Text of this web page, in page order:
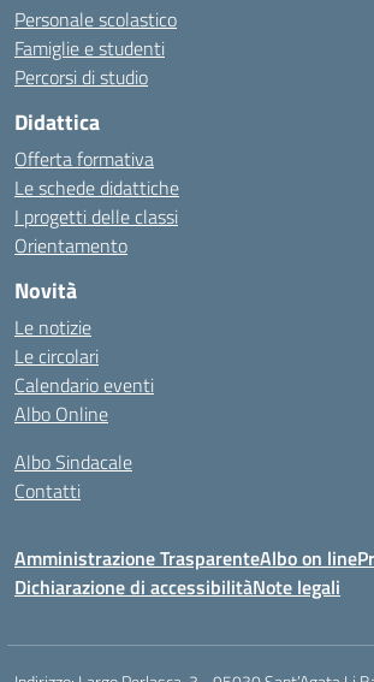
Personale scolastico
Famiglie e studenti
Percorsi di studio
Didattica
Offerta formativa
Le schede didattiche
I progetti delle classi
Orientamento
Novità
Le notizie
Le circolari
Calendario eventi
Albo Online
Albo Sindacale
Contatti
Amministrazione TrasparenteAlbo on line
Dichiarazione di accessibilitàNote legali